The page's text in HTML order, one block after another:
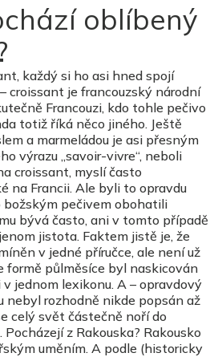
oblíbený
každý si ho asi hned spojí
croissant je francouzský národní
Francouzi, kdo tohle pečivo
totiž říká něco jiného. Ještě
a marmeládou je asi přesným
výrazu „savoir-vivre“, neboli
croissant, myslí často
na Francii. Ale byli to opravdu
pečivem obohatili
bývá často, ani v tomto případě
jistota. Faktem jistě je, že
v jedné příručce, ale není už
formě půlměsíce byl naskicován
jednom lexikonu. A – opravdový
nebyl rozhodně nikde popsán až
celý svět částečně noří do
z Rakouska? Rakousko
uměním. A podle (historicky